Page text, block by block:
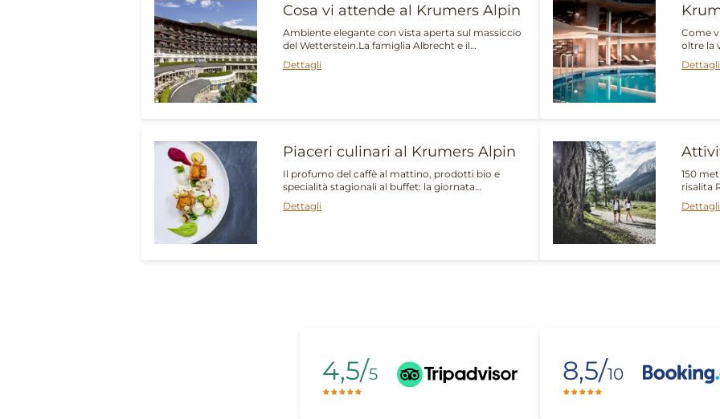
Cosa vi attende al Krumers Alpin
Ambiente elegante con vista aperta sul massiccio
del Wetterstein.La famiglia Albrecht e il…
Dettagli
Come
oltre la
Dettagli
Piaceri culinari al Krumers Alpin
Il profumo del caffè al mattino, prodotti bio e
specialità stagionali al buffet: la giornata…
Dettagli
150
risalita
Dettagli
4,5/5 8,5/10